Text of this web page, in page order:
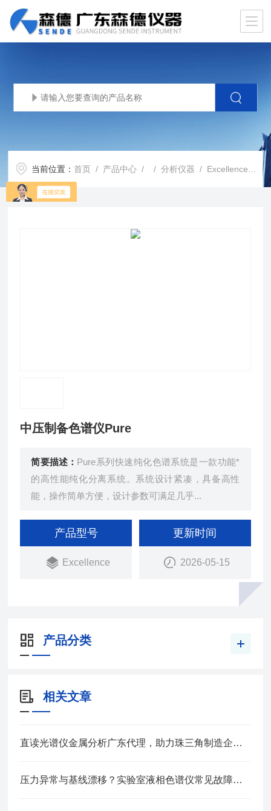
当前位置：首页 / 产品中心 / /分析仪器 / Excellence中压制备色谱仪Pure
中压制备色谱仪Pure
简要描述： Pure系列快速纯化色谱系统是一款功能*
的高性能纯化分离系统。系统设计紧凑，具备高性
能，操作简单方便，设计参数可满足几乎...
产品型号
Excellence
更新时间
2026-05-15
产品分类
相关文章
直读光谱仪金属分析广东代理，助力珠三角制造企业材料质控升级
压力异常与基线漂移？实验室液相色谱仪常见故障排查实战